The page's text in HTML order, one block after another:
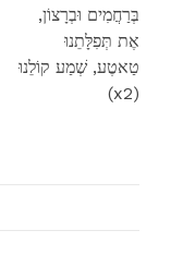
,בְּרַחֲמִים וּבְרָצוֹן
אֶת תְּפִלָּתֵנוּ
טַאטֶע, שְׁמַע קוֹלֵנוּ
(x2)